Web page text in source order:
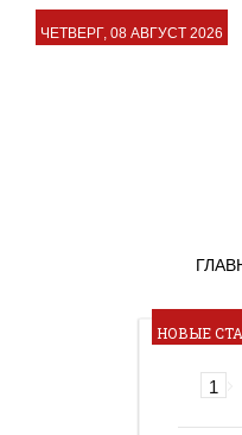
ЧЕТВЕРГ, 08 АВГУСТ 2026
НОВЫЕ